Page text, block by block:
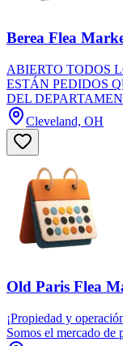
Berea Flea
ABIERTO TODOS
ESTÁN PEDIDOS
DEL
Cleveland, OH
Old Paris Flea
¡Propiedad y
Somos el mercado de